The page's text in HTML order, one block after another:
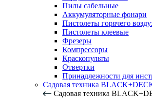
Пилы сабельные
Аккумуляторные фонари
Пистолеты горячего
Пистолеты клеевые
Фрезеры
Компрессоры
Краскопульты
Отвертки
Принадлежности для
Садовая техника
Садовая техника